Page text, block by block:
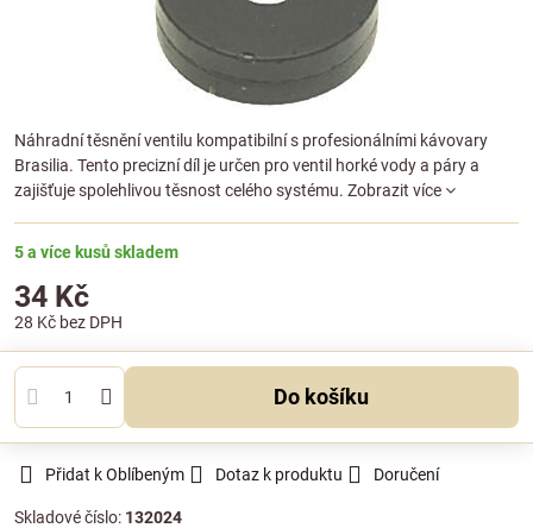
Náhradní těsnění ventilu kompatibilní s profesionálními kávovary
Brasilia. Tento precizní díl je určen pro ventil horké vody a páry a
zajišťuje spolehlivou těsnost celého systému. Zobrazit více
5 a více kusů skladem
34 Kč
28 Kč bez DPH
Do košíku
Přidat k Oblíbeným Dotaz k produktu Doručení
Skladové číslo: 132024